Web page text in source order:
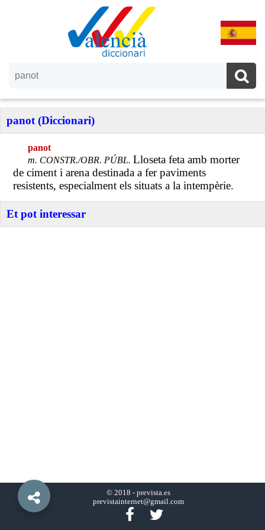
panot (Diccionari)
panot
m. CONSTR./OBR. PÚBL. Lloseta feta amb morter
de ciment i arena destinada a fer paviments
resistents, especialment els situats a la intempèrie.
Et pot interessar
© 2018 - prevista.es
previstainternet@gmail.com